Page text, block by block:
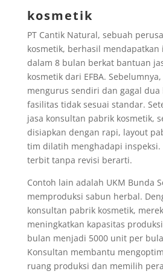
kosmetik
PT Cantik Natural, sebuah
kosmetik, berhasil mendapatkan
dalam 8 bulan berkat bantuan
kosmetik dari EFBA.
mengurus sendiri dan gagal dua
fasilitas tidak sesuai standar.
jasa konsultan pabrik kosmetik,
disiapkan dengan rapi, layout
tim dilatih menghadapi inspeksi.
terbit tanpa revisi berarti.
Contoh lain adalah UKM Bunda
memproduksi sabun herbal.
konsultan pabrik kosmetik,
meningkatkan kapasitas
bulan menjadi 5000 unit per
Konsultan membantu
ruang produksi dan memilih